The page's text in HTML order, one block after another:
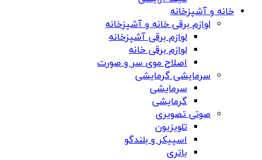
خانه و آشپزخانه
لوازم برقی خانه و آشپزخانه
لوازم برقی آشپزخانه
لوازم برقی خانه
اصلاح موی سر و صورت
سرمایشی گرمایشی
سرمایشی
گرمایشی
صوتی تصویری
تلویزیون
اسپیکر و بلندگو
باتری